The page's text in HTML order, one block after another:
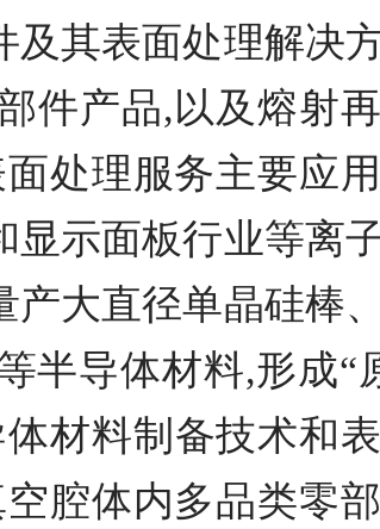
其表面处理解决
件产品,以及熔射
处理服务主要应
示面板行业等离
大直径单晶硅棒
半导体材料,形成“
材料制备技术和表
腔体内多品类零